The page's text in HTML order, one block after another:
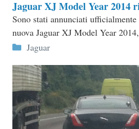
Jaguar XJ Model Year 2014
Sono stati annunciati
nuova Jaguar XJ Model Year
Categorie
Jaguar